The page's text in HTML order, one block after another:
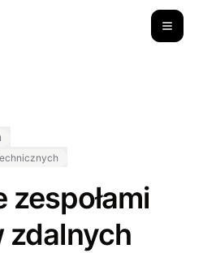
zespołami
zdalnych